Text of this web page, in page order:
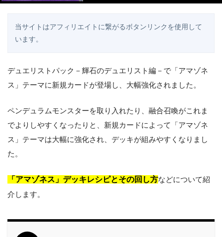
当サイトはアフィリエイトに繋がるボタンリンクを使用して
います。
デュエリストパック－輝石のデュエリスト編－で「アマゾネ
ス」テーマに新規カードが登場し、大幅強化されました。
ペンデュラムモンスターを取り入れたり、融合召喚がこれま
でよりしやすくなったりと、新規カードによって「アマゾネ
ス」テーマは大幅に強化され、デッキが組みやすくなりまし
た。
「アマゾネス」デッキレシピとその回し方などについて紹
介します。